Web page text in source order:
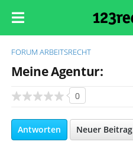
FORUM ARBEITSRECHT
Meine Agentur:
0
Antworten Neuer Beitrag